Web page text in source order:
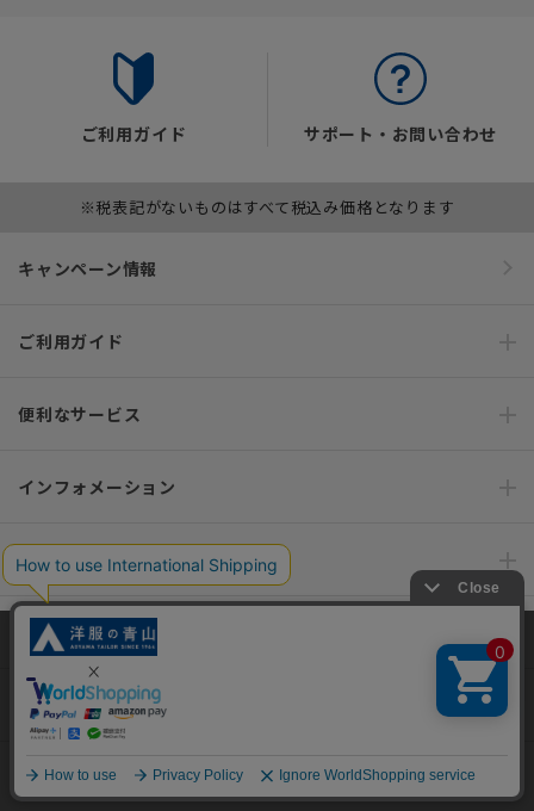
ご利用ガイド サポート・お問い合わせ
※税表記がないものはすべて税込み価格となります
キャンペーン情報
ご利用ガイド
便利なサービス
インフォメーション
おすすめコンテンツ
ポリシー・企業情報
オーダースーツなら SHITATE
当サイトでは、快適な閲覧体験とコンテンツ改善のためにCookieを使用
しています。閲覧を続けることで、Cookieの使用に同意したものとみな
します。詳細については
同意して閉じる